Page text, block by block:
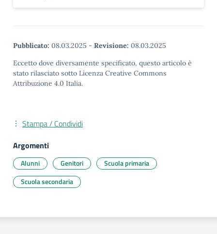
Pubblicato: 08.03.2025 - Revisione: 08.03.2025
Eccetto dove diversamente specificato, questo articolo è
stato rilasciato sotto Licenza Creative Commons
Attribuzione 4.0 Italia.
Stampa / Condividi
Argomenti
Alunni Genitori
Scuola primaria
Scuola secondaria